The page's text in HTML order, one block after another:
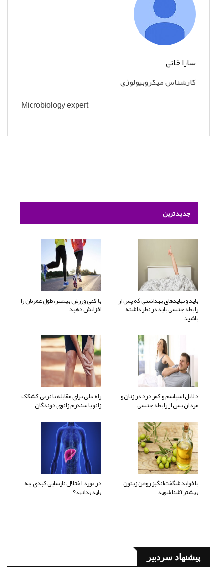
سارا خانی
کارشناس میکروبیولوژی
Microbiology expert
جدیدترین
باید و نبایدهای بهداشتی که پس از
رابطه جنسی باید در نظر داشته
باشید
با کمی ورزش بیشتر، طول عمرتان را
افزایش دهید
دلایل اسپاسم و کمر درد در زنان و
مردان پس از رابطه جنسی
راه حلی برای مقابله با نرمی کشکک
زانو یا سندرم زانوی دوندگان
با فواید شگفت‌انگیز روغن زیتون
بیشتر آشنا شوید
در مورد اختلال نارسایی کبدی چه
باید بدانید؟
پیشنهاد سردبیر